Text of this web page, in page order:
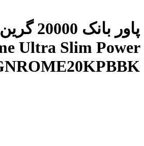
Ultra Slim Power